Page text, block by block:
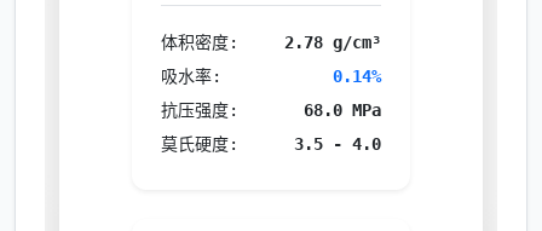
体积密度:
2.78 g/cm³
吸水率:
0.14%
抗压强度:
68.0 MPa
莫氏硬度:
3.5 - 4.0